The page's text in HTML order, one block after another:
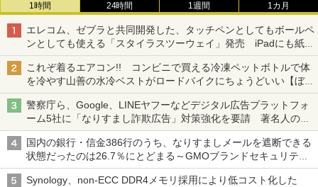
1時間 24時間 1週間 1カ月
エレコム、ゼブラと共同開発した、タッチペンとしてもボールペ
ンとしても使える「スタイラスツーウェイ」発売 iPadにも紙に
も、持ち替えずに書き込める
これぞ着るエアコン!! コンビニで買える冷凍ペットボトルで体
を冷やす山善の水冷ベストがロードバイクにちょうどいい【ぼっ
ち・ざ・ろーど！その14】【空いた時間でなにしてる？】
警察庁ら、Google、LINEヤフーなどデジタル広告プラットフォ
ーム5社に「なりすまし詐欺広告」対策強化を要請 著名人の写
真や映像を使った投資詐欺などへの対策として
国内の銀行・信金386行のうち、なりすましメールを遮断できる
状態だったのは26.7％にとどまる～GMOブランドセキュリティ
調査
Synology、non-ECC DDR4メモリ採用により低コスト化した